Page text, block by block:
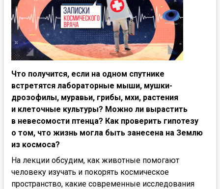
Что получится, если на одном спутнике
встретятся лабораторные мыши, мушки-
дрозофилы, муравьи, грибы, мхи, растения
и клеточные культуры? Можно ли вырастить
в невесомости птенца? Как проверить гипотезу
о том, что жизнь могла быть занесена на Землю
из космоса?
На лекции обсудим, как животные помогают
человеку изучать и покорять космическое
пространство, какие современные исследования